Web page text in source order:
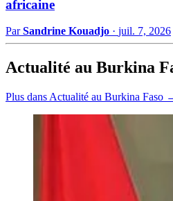
africaine
ParSandrine Kouadjo · juil. 7, 2026
Actualité au Burkina
Plus dans Actualité au Burkina Faso